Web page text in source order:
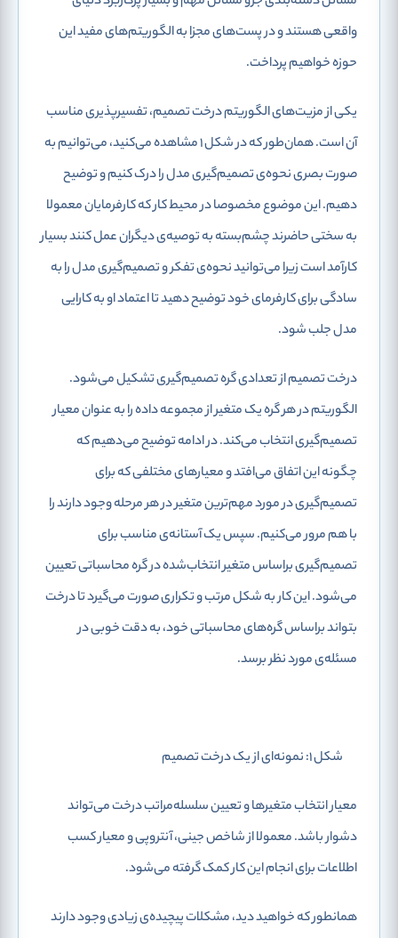
واقعی هستند و در پست‌های مجزا به الگوریتم‌های مفید این
حوزه خواهیم پرداخت.
یکی از مزیت‌های الگوریتم درخت تصمیم، تفسیرپذیری مناسب
آن است. همان‌طور که در شکل 1 مشاهده می‌کنید، می‌توانیم به
صورت بصری نحوه‌ی تصمیم‌گیری مدل را درک کنیم و توضیح
دهیم. این موضوع مخصوصا در محیط کار که کارفرمایان معمولا
به سختی حاضرند چشم‌بسته به توصیه‌ی دیگران عمل کنند بسیار
کارآمد است زیرا می‌توانید نحوه‌ی تفکر و تصمیم‌گیری مدل را به
سادگی برای کارفرمای خود توضیح دهید تا اعتماد او به کارایی
مدل جلب شود.
درخت تصمیم از تعدادی گره تصمیم‌گیری تشکیل می‌شود.
الگوریتم در هر گره یک متغیر از مجموعه داده را به عنوان معیار
تصمیم‌گیری انتخاب می‌کند. در ادامه توضیح می‌دهیم که
چگونه این اتفاق می‌افتد و معیارهای مختلفی که برای
تصمیم‌گیری در مورد مهم‌ترین متغیر در هر مرحله وجود دارند را
با هم مرور می‌کنیم. سپس یک آستانه‌ی مناسب برای
تصمیم‌گیری براساس متغیر انتخاب‌شده در گره محاسباتی تعیین
می‌شود. این کار به شکل مرتب و تکراری صورت می‌گیرد تا درخت
بتواند براساس گره‌های محاسباتی خود، به دقت خوبی در
مسئله‌ی مورد نظر برسد.
شکل 1: نمونه‌ای از یک درخت تصمیم
معیار انتخاب متغیرها و تعیین سلسله‌مراتب درخت می‌تواند
دشوار باشد. معمولا از شاخص جینی، آنتروپیو معیار کسب
اطلاعاتبرای انجام این کار کمک گرفته می‌شود.
همانطور که خواهید دید، مشکلات پیچیده‌ی زیادی وجود دارند